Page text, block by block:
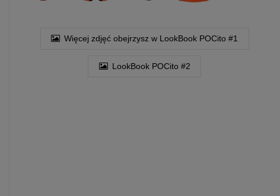
Więcej zdjęć obejrzysz w LookBook POCito #1
LookBook POCito #2